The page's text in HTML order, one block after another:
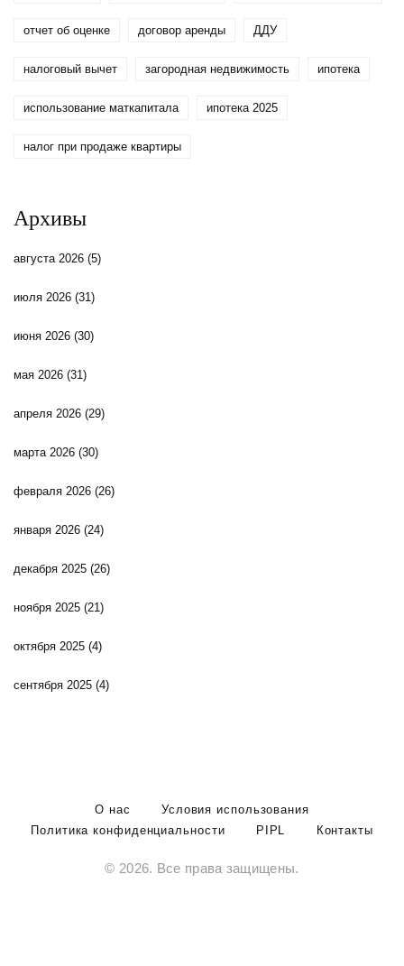
отчет об оценке договор аренды ДДУ
налоговый вычет загородная недвижимость ипотека
использование маткапитала ипотека 2025
налог при продаже квартиры
Архивы
августа 2026 (5)
июля 2026 (31)
июня 2026 (30)
мая 2026 (31)
апреля 2026 (29)
марта 2026 (30)
февраля 2026 (26)
января 2026 (24)
декабря 2025 (26)
ноября 2025 (21)
октября 2025 (4)
сентября 2025 (4)
О нас
Условия использования
Политика конфиденциальности
PIPL Контакты
© 2026. Все права защищены.